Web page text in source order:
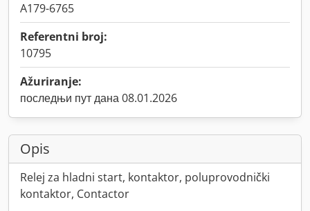
A179-6765
Referentni broj:
10795
Ažuriranje:
последњи пут дана 08.01.2026
Opis
Relej za hladni start, kontaktor, poluprovodnički
kontaktor, Contactor